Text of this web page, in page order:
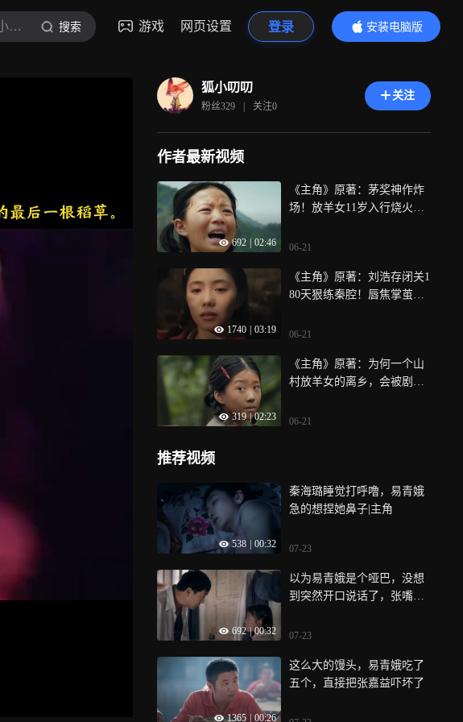
狐小叨叨 搜索 游戏 网页设置 登录
安装电脑版
内容更精彩
狐小叨叨
粉丝329 | 关注0
关注
作者最新视频
692 02:46
《主角》原著：茅奖神作炸
场！放羊女11岁入行烧火，
太狠了！
06-21
1740 03:19
《主角》原著：刘浩存闭关1
80天狠练秦腔！唇焦掌茧拒
秦娥的“地狱级”开局？
06-21
319 | 02:23
《主角》原著：为何一个山
村放羊女的离乡，会被剧作
缝缝补补的回力鞋，竟成了
06-21
推荐视频
538 00:32
秦海璐睡觉打呼噜，易青娥
急的想捏她鼻子|主角
07-23
692 | 00:32
以为易青娥是个哑巴，没想
到突然开口说话了，张嘴就
07-23
1365 00:26
这么大的馒头，易青娥吃了
五个，直接把张嘉益吓坏了